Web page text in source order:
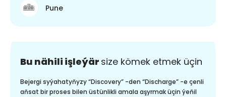
Pune
Bu nähili işleýär size kömek etmek üçin
Bejergi syýahatyňyzy “Discovery” -den “Discharge” -e çenli
aňsat bir proses bilen üstünlikli amala aşyrmak üçin ýeňil